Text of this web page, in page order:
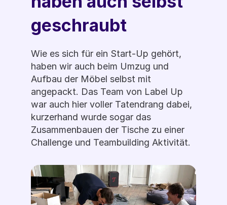
geschraubt
Wie es sich für ein Start-Up gehört,
haben wir auch beim Umzug und
Aufbau der Möbel selbst mit
angepackt. Das Team von Label Up
war auch hier voller Tatendrang dabei,
kurzerhand wurde sogar das
Zusammenbauen der Tische zu einer
Challenge und Teambuilding Aktivität.